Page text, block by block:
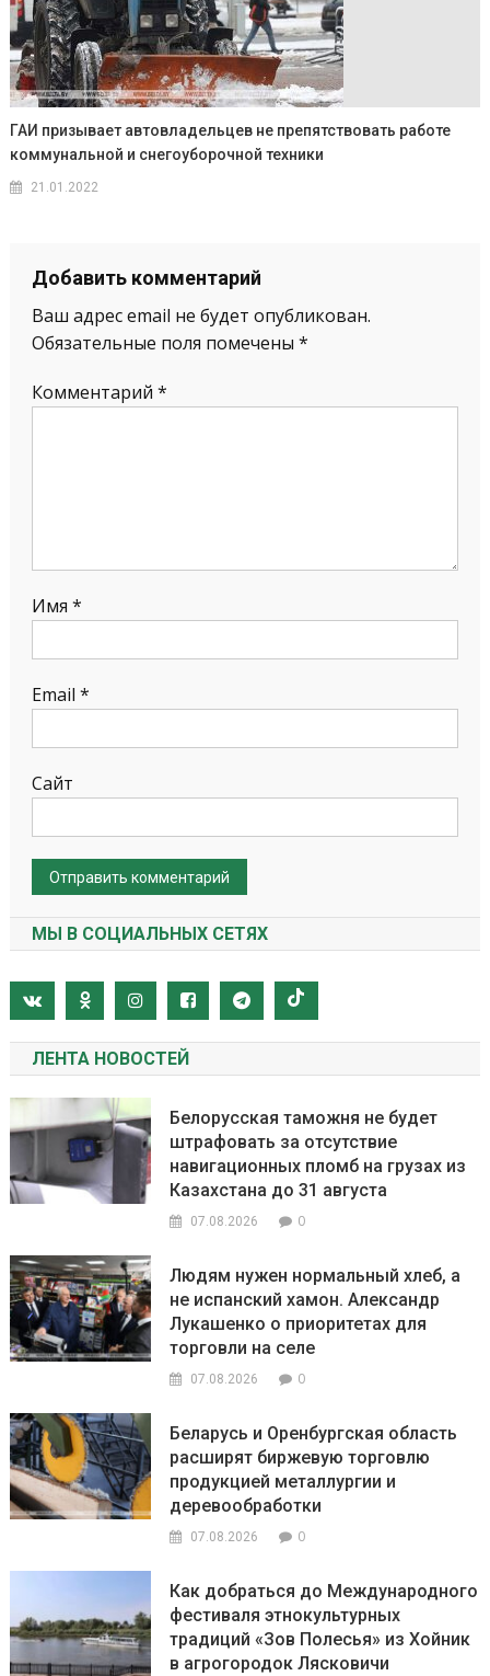
ГАИ призывает автовладельцев не препятствовать работе
коммунальной и снегоуборочной техники
21.01.2022
Добавить комментарий
Ваш адрес email не будет опубликован.
Обязательные поля помечены *
Комментарий *
Имя *
Email *
Сайт
МЫ В СОЦИАЛЬНЫХ СЕТЯХ
ЛЕНТА НОВОСТЕЙ
Белорусская таможня не будет
штрафовать за отсутствие
навигационных пломб на грузах из
Казахстана до 31 августа
07.08.2026 0
Людям нужен нормальный хлеб, а
не испанский хамон. Александр
Лукашенко о приоритетах для
торговли на селе
07.08.2026 0
Беларусь и Оренбургская область
расширят биржевую торговлю
продукцией металлургии и
деревообработки
07.08.2026 0
Как добраться до Международного
фестиваля этнокультурных
традиций «Зов Полесья» из Хойник
в агрогородок Лясковичи